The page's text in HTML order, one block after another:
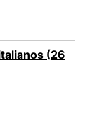
(26